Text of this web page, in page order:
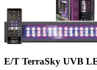
E/T TerraSky UVB